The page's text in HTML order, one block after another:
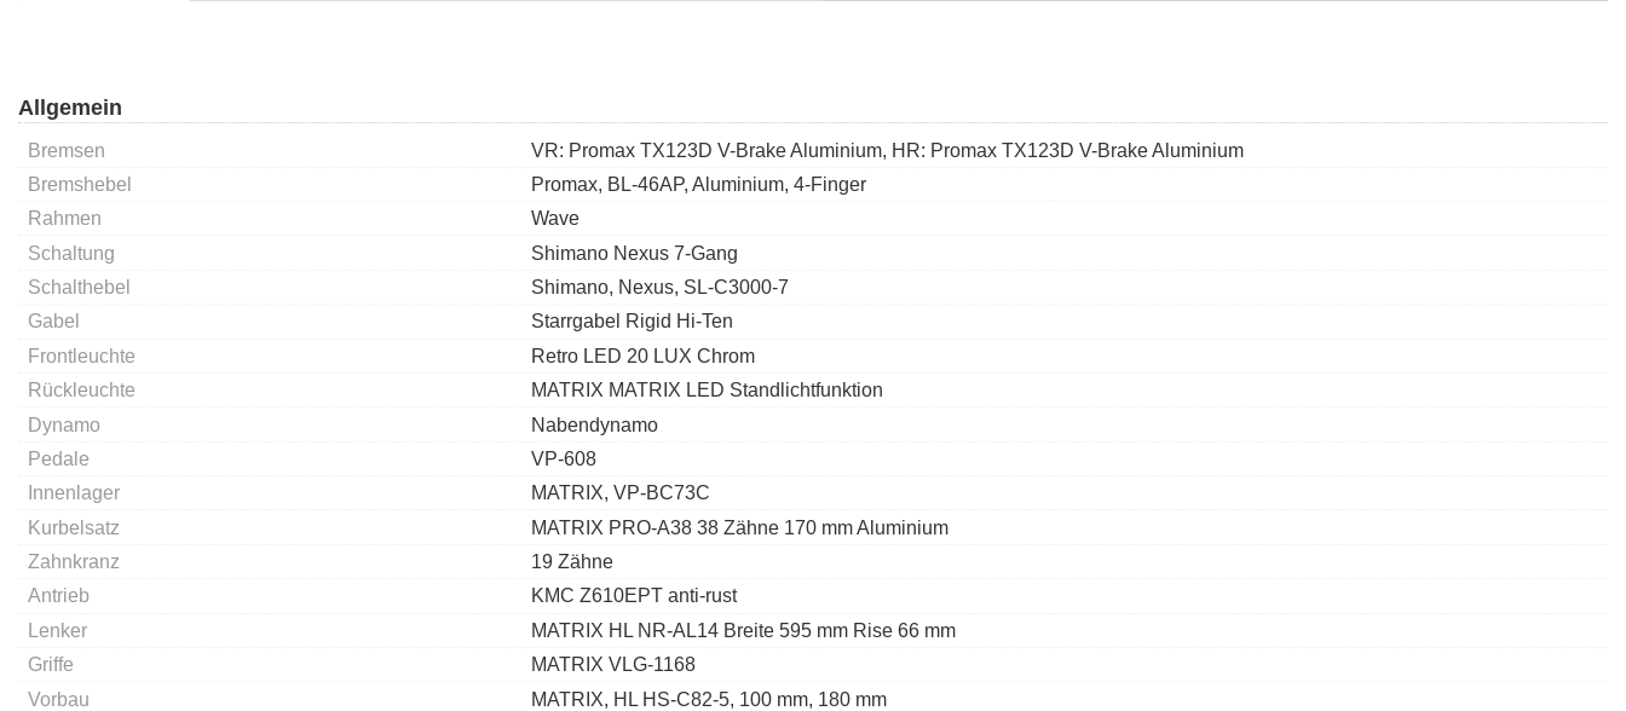
Allgemein
Bremsen
VR: Promax TX123D V-Brake Aluminium, HR: Promax TX123D V-Brake Aluminium
Bremshebel
Promax, BL-46AP, Aluminium, 4-Finger
Rahmen
Wave
Schaltung
Shimano Nexus 7-Gang
Schalthebel
Shimano, Nexus, SL-C3000-7
Gabel
Starrgabel Rigid Hi-Ten
Frontleuchte
Retro LED 20 LUX Chrom
Rückleuchte
MATRIX MATRIX LED Standlichtfunktion
Dynamo
Nabendynamo
Pedale
VP-608
Innenlager
MATRIX, VP-BC73C
Kurbelsatz
MATRIX PRO-A38 38 Zähne 170 mm Aluminium
Zahnkranz
19 Zähne
Antrieb
KMC Z610EPT anti-rust
Lenker
MATRIX HL NR-AL14 Breite 595 mm Rise 66 mm
Griffe
MATRIX VLG-1168
Vorbau
MATRIX, HL HS-C82-5, 100 mm, 180 mm